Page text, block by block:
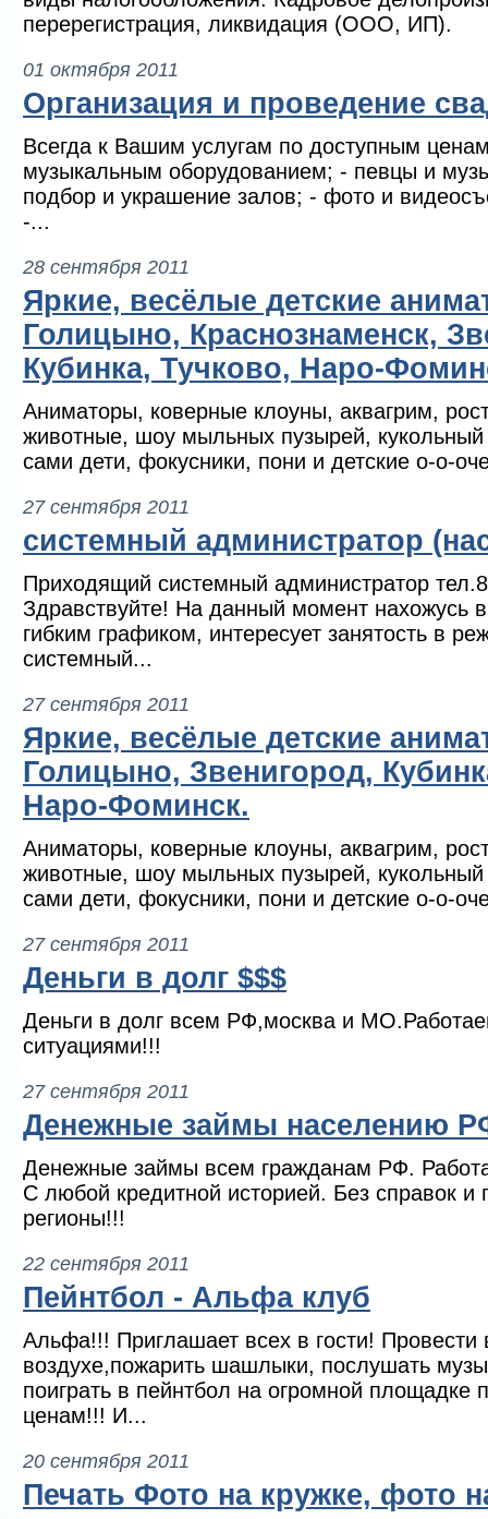
перерегистрация, ликвидация (ООО, ИП).
01 октября 2011
Организация и проведение
Всегда к Вашим услугам по доступным
музыкальным оборудованием; - певцы и
подбор и украшение залов; - фото и
-...
28 сентября 2011
Яркие, весёлые детские
Голицыно, Краснознаменск,
Кубинка, Тучково, Наро-
Аниматоры, коверные клоуны, аквагрим,
животные, шоу мыльных пузырей, кукольный
сами дети, фокусники, пони и детские о-о-
27 сентября 2011
системный администратор
Приходящий системный администратор
Здравствуйте! На данный момент нахожусь
гибким графиком, интересует занятость в
системный...
27 сентября 2011
Яркие, весёлые детские
Голицыно, Звенигород,
Наро-Фоминск.
Аниматоры, коверные клоуны, аквагрим,
животные, шоу мыльных пузырей, кукольный
сами дети, фокусники, пони и детские о-о-
27 сентября 2011
Деньги в долг $$$
Деньги в долг всем РФ,москва и
ситуациями!!!
27 сентября 2011
Денежные займы населению
Денежные займы всем гражданам РФ.
С любой кредитной историей. Без справок и
регионы!!!
22 сентября 2011
Пейнтбол - Альфа клуб
Альфа!!! Приглашает всех в гости!
воздухе,пожарить шашлыки, послушать
поиграть в пейнтбол на огромной площадке
ценам!!! И...
20 сентября 2011
Печать Фото на кружке, фото